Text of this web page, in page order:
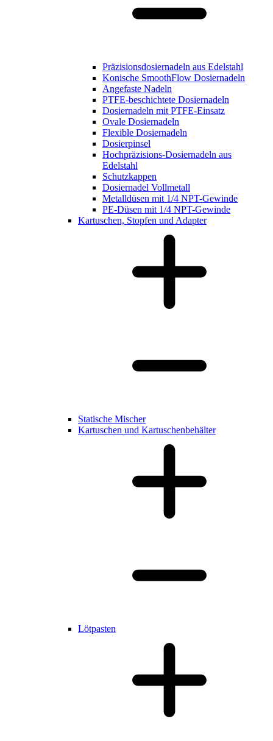
Präzisionsdosiernadeln aus Edelstahl
Konische SmoothFlow Dosiernadeln
Angefaste Nadeln
PTFE-beschichtete Dosiernadeln
Dosiernadeln mit PTFE-Einsatz
Ovale Dosiernadeln
Flexible Dosiernadeln
Dosierpinsel
Hochpräzisions-Dosiernadeln aus
Edelstahl
Schutzkappen
Dosiernadel Vollmetall
Metalldüsen mit 1/4 NPT-Gewinde
PE-Düsen mit 1/4 NPT-Gewinde
Kartuschen, Stopfen und Adapter
Statische Mischer
Kartuschen und Kartuschenbehälter
Lötpasten